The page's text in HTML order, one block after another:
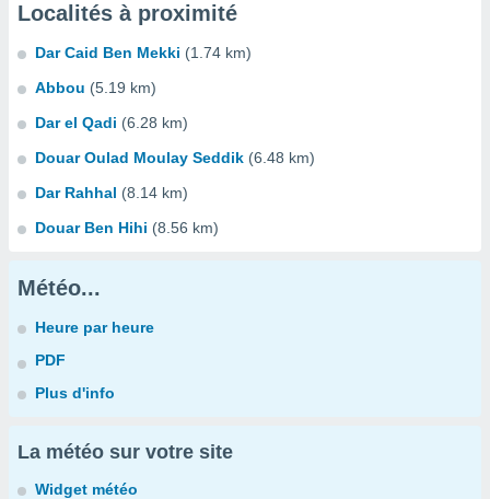
Localités à proximité
Dar Caid Ben Mekki (1.74 km)
Abbou (5.19 km)
Dar el Qadi (6.28 km)
Douar Oulad Moulay Seddik (6.48 km)
Dar Rahhal (8.14 km)
Douar Ben Hihi (8.56 km)
Météo...
Heure par heure
PDF
Plus d'info
La météo sur votre site
Widget météo